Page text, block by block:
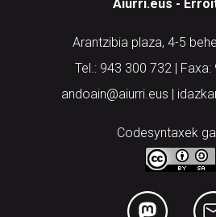
Aiurri.eus -
Arantzibia plaza, 4-5
Tel.: 943 300 732 | Faxa:
andoain@aiurri.eus |
Codesyntaxek